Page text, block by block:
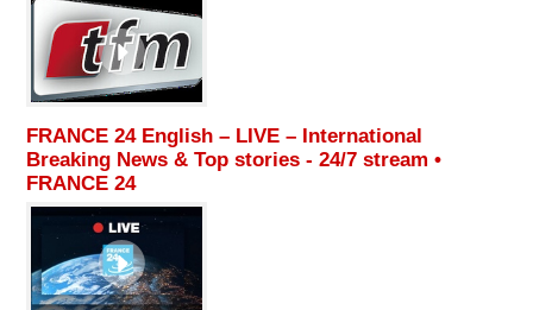
FRANCE 24 English – LIVE – International
Breaking News & Top stories - 24/7 stream •
FRANCE 24